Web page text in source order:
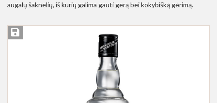
augalų šaknelių, iš kurių galima gauti gerą bei kokybišką gėrimą.
Įsiminti